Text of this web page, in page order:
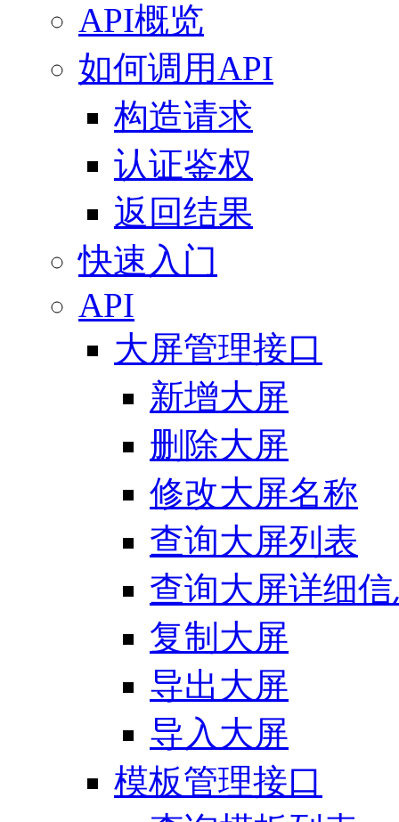
API概览
如何调用API
构造请求
认证鉴权
返回结果
快速入门
API
大屏管理接口
新增大屏
删除大屏
修改大屏名称
查询大屏列表
查询大屏详细
复制大屏
导出大屏
导入大屏
模板管理接口